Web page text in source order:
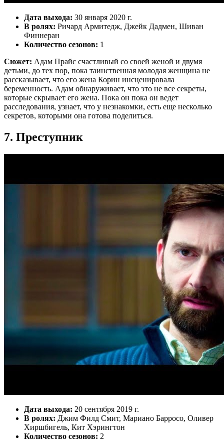
Дата выхода: 30 января 2020 г.
В ролях: Ричард Армитедж, Джейк Дадмен, Шиван
Финнеран
Количество сезонов: 1
Сюжет: Адам Прайс счастливый со своей женой и двумя
детьми, до тех пор, пока таинственная молодая женщина не
рассказывает, что его жена Корин инсценировала
беременность. Адам обнаруживает, что это не все секреты,
которые скрывает его жена. Пока он пока он ведет
расследования, узнает, что у незнакомки, есть еще несколько
секретов, которыми она готова поделиться.
7. Преступник
Дата выхода: 20 сентября 2019 г.
В ролях: Джим Филд Смит, Мариано Барросо, Оливер
Хиршбигель, Кит Хэрингтон
Количество сезонов: 2